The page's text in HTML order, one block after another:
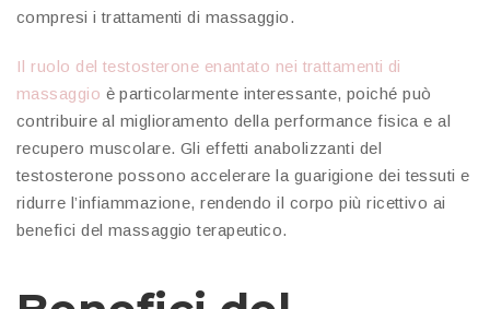
compresi i trattamenti di massaggio.
Il ruolo del testosterone enantato nei trattamenti di
massaggio è particolarmente interessante, poiché può
contribuire al miglioramento della performance fisica e al
recupero muscolare. Gli effetti anabolizzanti del
testosterone possono accelerare la guarigione dei tessuti e
ridurre l’infiammazione, rendendo il corpo più ricettivo ai
benefici del massaggio terapeutico.